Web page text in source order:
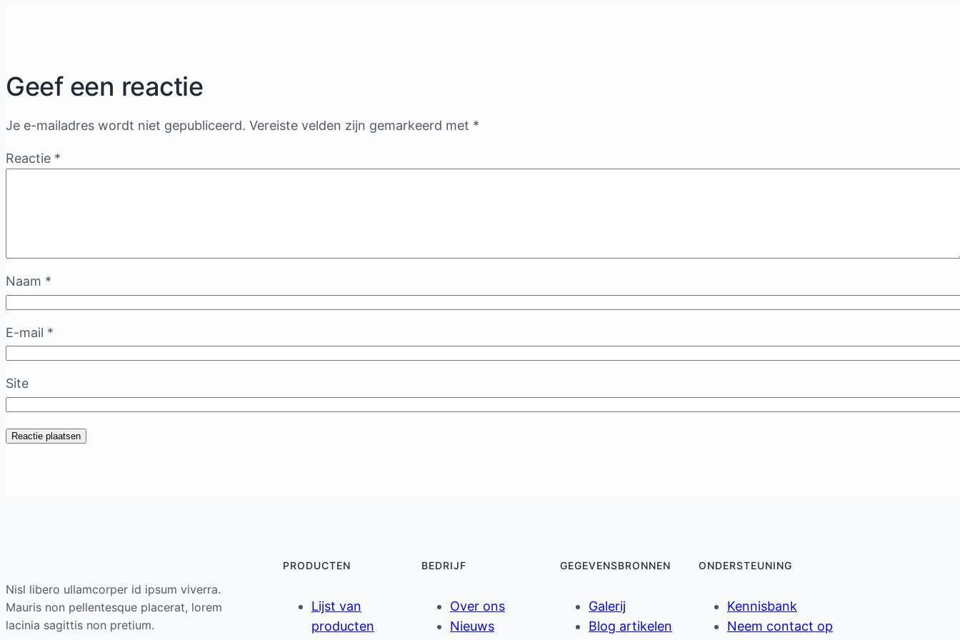
Geef een reactie
Je e-mailadres wordt niet gepubliceerd. Vereiste velden zijn gemarkeerd met *
Reactie *
Naam *
E-mail *
Site
Nisl libero ullamcorper id ipsum viverra.
Mauris non pellentesque placerat, lorem
lacinia sagittis non pretium.
PRODUCTEN
Lijst van
producten
BEDRIJF
Over ons
Nieuws
GEGEVENSBRONNEN
Galerij
Blog artikelen
ONDERSTEUNING
Kennisbank
Neem contact op